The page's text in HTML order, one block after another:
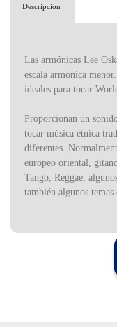
Descripción
Las armónicas Lee
escala armónica menor.
ideales para tocar
Proporcionan un
tocar música étnica
diferentes.
europeo oriental,
Tango, Reggae,
también algunos temas
Sol, Lábm, Lám,